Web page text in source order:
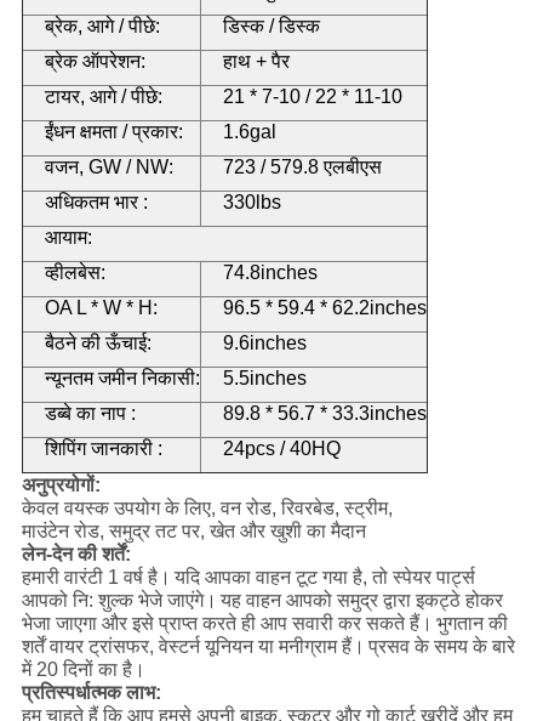
ब्रेक, आगे / पीछे:
डिस्क / डिस्क
ब्रेक ऑपरेशन:
हाथ + पैर
टायर, आगे / पीछे:
21 * 7-10 / 22 * 11-10
ईंधन क्षमता / प्रकार:
1.6gal
वजन, GW / NW:
723 / 579.8 एलबीएस
अधिकतम भार :
330lbs
आयाम:
व्हीलबेस:
74.8inches
OA L * W * H:
96.5 * 59.4 * 62.2inches
बैठने की ऊँचाई:
9.6inches
न्यूनतम जमीन निकासी:
5.5inches
डब्बे का नाप :
89.8 * 56.7 * 33.3inches
शिपिंग जानकारी :
24pcs / 40HQ
अनुप्रयोगों:
केवल वयस्क उपयोग के लिए, वन रोड, रिवरबेड, स्ट्रीम,
माउंटेन रोड, समुद्र तट पर, खेत और खुशी का मैदान
लेन-देन की शर्तें:
हमारी वारंटी 1 वर्ष है। यदि आपका वाहन टूट गया है, तो स्पेयर पार्ट्स
आपको नि: शुल्क भेजे जाएंगे। यह वाहन आपको समुद्र द्वारा इकट्ठे होकर
भेजा जाएगा और इसे प्राप्त करते ही आप सवारी कर सकते हैं। भुगतान की
शर्तें वायर ट्रांसफर, वेस्टर्न यूनियन या मनीग्राम हैं। प्रसव के समय के बारे
में 20 दिनों का है।
प्रतिस्पर्धात्मक लाभ:
हम चाहते हैं कि आप हमसे अपनी बाइक, स्कूटर और गो कार्ट खरीदें और हम